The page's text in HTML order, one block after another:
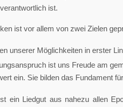
verantwortlich ist.
ist vor allem von zwei Zielen
unserer Möglichkeiten in erster
ist uns Freude am
ein. Sie bilden das Fundament
ein Liedgut aus nahezu allen